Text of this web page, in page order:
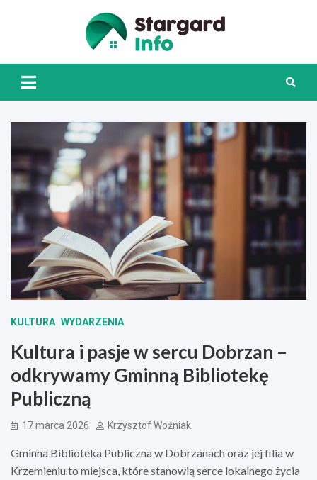
INFO
KULTURA WYDARZENIA
Kultura i pasje w sercu Dobrzan –
odkrywamy Gminną Bibliotekę
Publiczną
17 marca 2026 Krzysztof Woźniak
Gminna Biblioteka Publiczna w Dobrzanach oraz jej filia w
Krzemieniu to miejsca, które stanowią serce lokalnego życia